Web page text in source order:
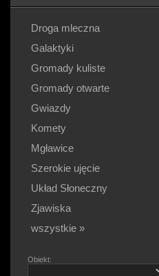
Droga mleczna
Galaktyki
Gromady kuliste
Gromady otwarte
Gwiazdy
Komety
Mgławice
Szerokie ujęcie
Układ Słoneczny
Zjawiska
wszystkie »
Obiekt: